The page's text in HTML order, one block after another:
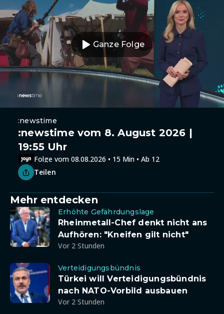
Ganze Folge
:newstime
:newstime vom 8. August 2026 |
19:55 Uhr
Folge vom 08.08.2026 • 15 Min • Ab 12
Teilen
Mehr entdecken
Erhöhte Gefährdungslage
Rheinmetall-Chef denkt nicht ans
Aufhören: "Kneifen gilt nicht"
Vor 2 Stunden
Verteidigungsbündnis
Türkei will Verteidigungsbündnis
nach NATO-Vorbild ausbauen
Vor 2 Stunden